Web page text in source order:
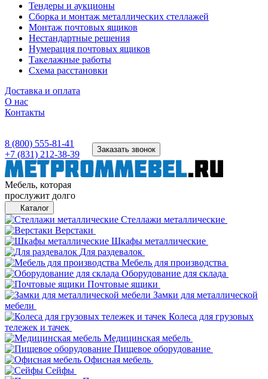
Тендеры и аукционы
Сборка и монтаж металлических стеллажей
Монтаж почтовых ящиков
Нестандартные решения
Нумерация почтовых ящиков
Такелажные работы
Схема расстановки
Доставка и оплата
О нас
Контакты
8 (800) 555-81-41
+7 (831) 212-38-39
Заказать звонок
Мебель, которая
прослужит долго
Каталог
Стеллажи металлические
Верстаки
Шкафы металлические
Для раздевалок
Мебель для производства
Оборудование для склада
Почтовые ящики
Замки для металлической
мебели
Колеса для грузовых
тележек и тачек
Медицинская мебель
Пищевое оборудование
Офисная мебель
Сейфы